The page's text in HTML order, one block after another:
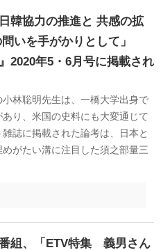
台北 衡陽路
1904年
ソウル 南大門
韓協力の推進と 共感の拡
いを手がかりとして」
2020年5・6月号に掲載され
林聡明先生は、一橋大学出身で
り、米国の史料にも大変通じて
誌に掲載された論考は、日本と
がたい溝に注目した須之部量三
組、「ETV特集 義男さん